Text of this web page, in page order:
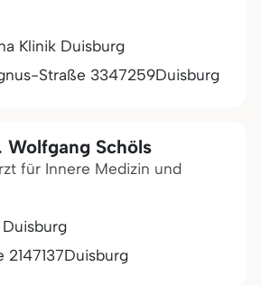
Klinik Duisburg
Straße 3347259Duisburg
Schöls
für Innere Medizin und
2147137Duisburg